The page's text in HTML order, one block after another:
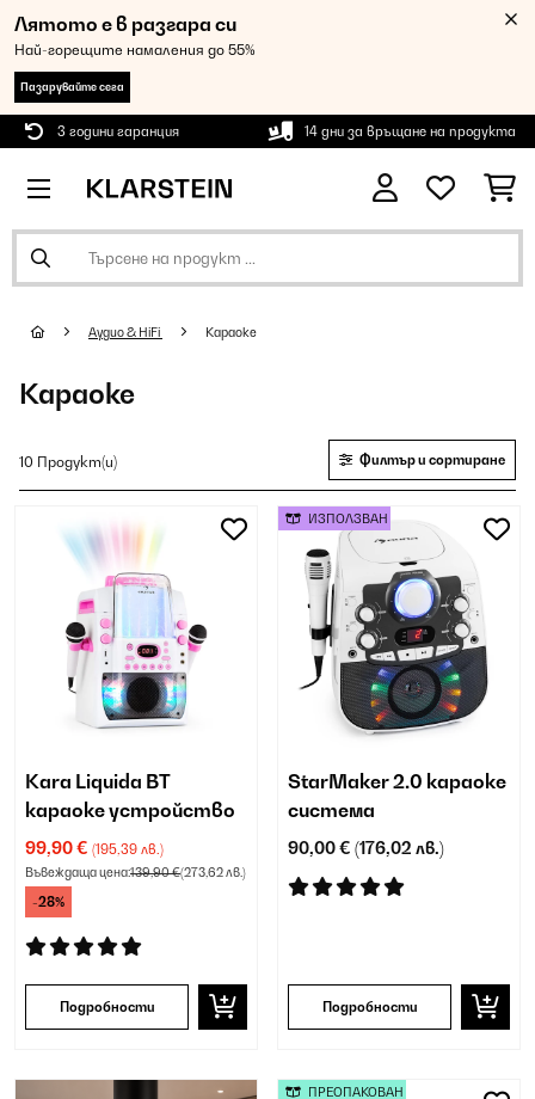
Лятото е в разгара си
Най-горещите намаления до 55%
Пазарувайте сега
3 години гаранция 14 дни за връщане на продукта
Аудио & HiFi Караоке
Караоке
10 Продукт(и) Филтър и сортиране
Kara Liquida BT
караоке устройство
99,90 € (195,39 лв.)
Въвеждаща цена:139,90 €(273,62 лв.)
-28%
Подробности
StarMaker 2.0 караоке
система
90,00 € (176,02 лв.)
Подробности
ИЗПОЛЗВАН
ПРЕОПАКОВАН